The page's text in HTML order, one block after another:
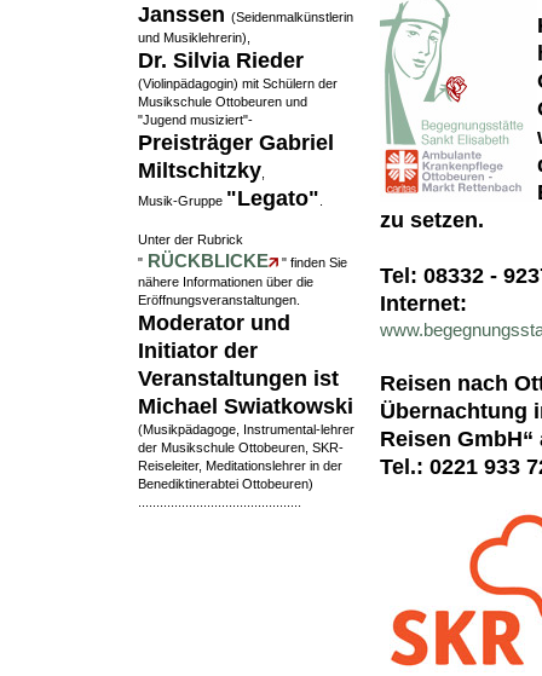
Janssen (Seidenmalkünstlerin
und Musiklehrerin),
Dr. Silvia Rieder
(Violinpädagogin) mit Schülern der
Musikschule Ottobeuren und
"Jugend musiziert"-
Preisträger Gabriel
Miltschitzky
Musik-Gruppe "Legato"
Unter der Rubrick
" RÜCKBLICKE
" finden Sie
nähere Informationen über die
Eröffnungsveranstaltungen.
Moderator und
Initiator der
Veranstaltungen ist
Michael Swiatkowski
(Musikpädagoge, Instrumental-lehrer
der Musikschule Ottobeuren, SKR-
Reiseleiter, Meditationslehrer in der
Benediktinerabtei Ottobeuren)
zu setzen.
Tel: 08332 -
Internet:
Reisen nach
Übernachtung
Reisen GmbH“
Tel.: 0221 933